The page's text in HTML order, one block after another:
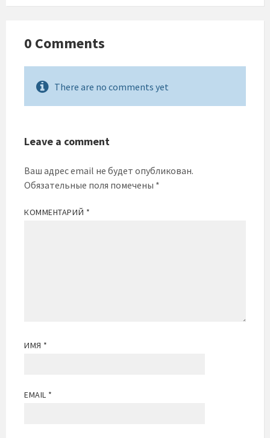
0 Comments
There are no comments yet
Leave a comment
Ваш адрес email не будет опубликован.
Обязательные поля помечены *
КОММЕНТАРИЙ *
ИМЯ *
EMAIL *